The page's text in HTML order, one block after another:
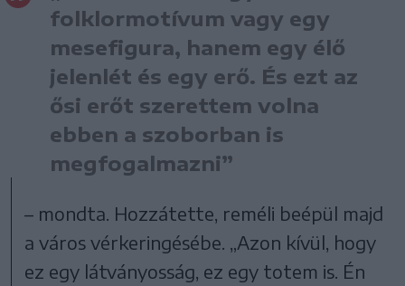
folklormotívum vagy egy
mesefigura, hanem egy élő
jelenlét és egy erő. És ezt az
ősi erőt szerettem volna
ebben a szoborban is
megfogalmazni”
– mondta. Hozzátette, reméli beépül majd
a város vérkeringésébe. „Azon kívül, hogy
ez egy látványosság, ez egy totem is. Én